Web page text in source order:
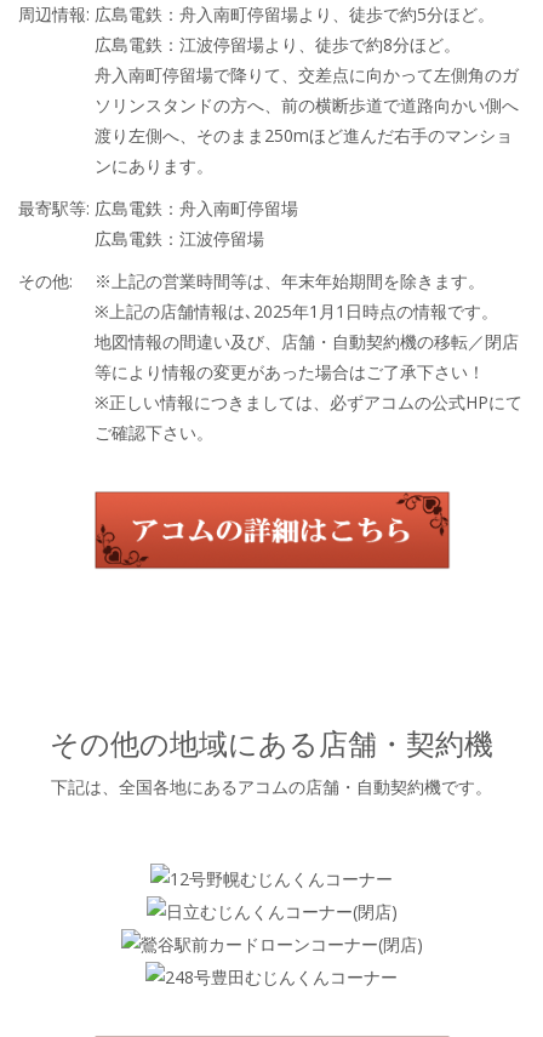
周辺情報: 広島電鉄：舟入南町停留場より、徒歩で約5分ほど。
広島電鉄：江波停留場より、徒歩で約8分ほど。
舟入南町停留場で降りて、交差点に向かって左側角のガ
ソリンスタンドの方へ、前の横断歩道で道路向かい側へ
渡り左側へ、そのまま250mほど進んだ右手のマンショ
ンにあります。
最寄駅等: 広島電鉄：舟入南町停留場
広島電鉄：江波停留場
その他:
※上記の営業時間等は、年末年始期間を除きます。
※上記の店舗情報は､2025年1月1日時点の情報です。
地図情報の間違い及び、店舗・自動契約機の移転／閉店
等により情報の変更があった場合はご了承下さい！
※正しい情報につきましては、必ずアコムの公式HPにて
ご確認下さい。
その他の地域にある店舗・契約機
下記は、全国各地にあるアコムの店舗・自動契約機です。